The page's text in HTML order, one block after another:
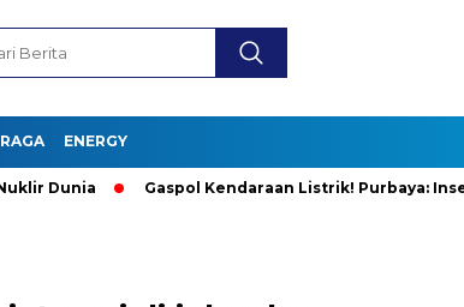
ENERGY
Dunia Gaspol Kendaraan Listrik! Purbaya: